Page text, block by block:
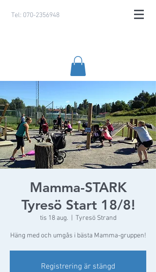
Tel: 070-2356948
Mamma-STARK
Tyresö Start 18/8!
tis 18 aug. Tyresö Strand
Häng med och umgås i bästa Mamma-gruppen!
Registrering är stängd